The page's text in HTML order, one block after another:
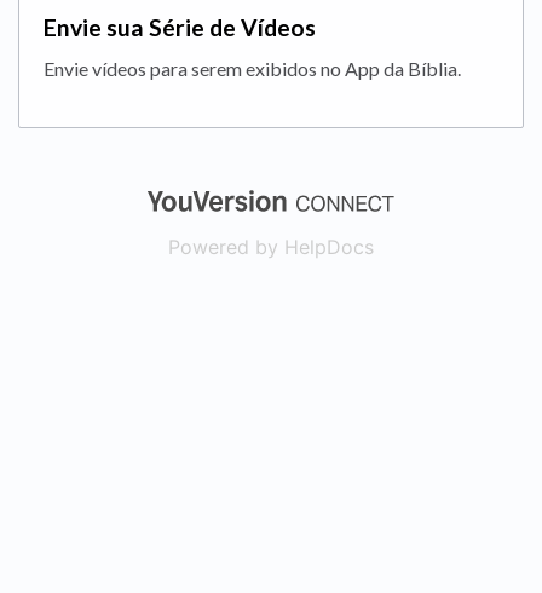
Envie sua Série de Vídeos
Envie vídeos para serem exibidos no App da Bíblia.
(opens in a
Powered by HelpDocs